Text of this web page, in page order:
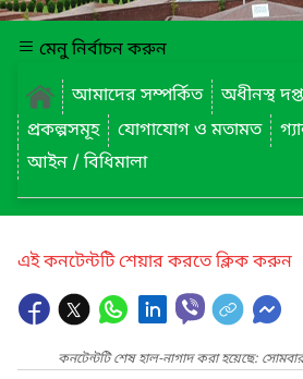
মেনু নির্বাচন করুন
আমাদের সম্পর্কিত
অধীনস্থ
প্রকল্পসমূহ
যোগাযোগ ও মতামত
আইন / বিধিমালা
এই কনটেন্টটি শেয়ার করতে ক্লিক করুন
কনটেন্টটি শেষ হাল-নাগাদ করা হয়েছে: